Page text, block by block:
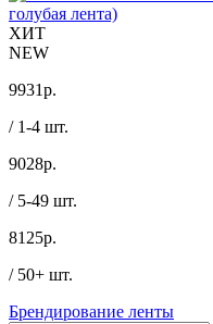
ХИТ
NEW
9931р.
/ 1-4 шт.
9028р.
/ 5-49 шт.
8125р.
/ 50+ шт.
Брендирование ленты